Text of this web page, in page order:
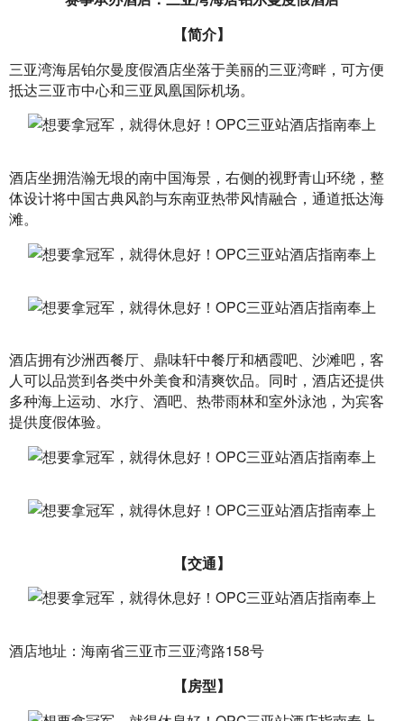
【简介】
三亚湾海居铂尔曼度假酒店坐落于美丽的三亚湾畔，可方便
抵达三亚市中心和三亚凤凰国际机场。
酒店坐拥浩瀚无垠的南中国海景，右侧的视野青山环绕，整
体设计将中国古典风韵与东南亚热带风情融合，通道抵达海
滩。
酒店拥有沙洲西餐厅、鼎味轩中餐厅和栖霞吧、沙滩吧，客
人可以品赏到各类中外美食和清爽饮品。同时，酒店还提供
多种海上运动、水疗、酒吧、热带雨林和室外泳池，为宾客
提供度假体验。
【交通】
酒店地址：海南省三亚市三亚湾路158号
【房型】